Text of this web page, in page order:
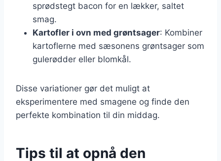
sprødstegt bacon for en lækker, saltet
smag.
Kartofler i ovn med grøntsager: Kombiner
kartoflerne med sæsonens grøntsager som
gulerødder eller blomkål.
Disse variationer gør det muligt at
eksperimentere med smagene og finde den
perfekte kombination til din middag.
Tips til at opnå den